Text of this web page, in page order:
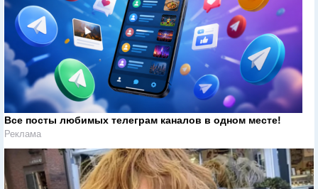
Все посты любимых телеграм каналов в одном месте!
Реклама